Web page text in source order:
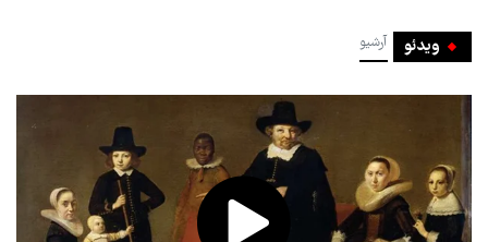
ویدئو آرشیو